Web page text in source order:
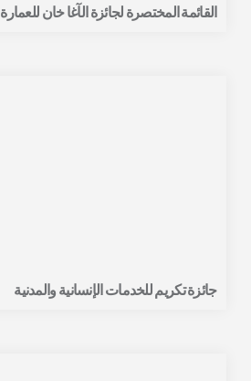
القائمة المختصرة لجائزة الآغا خان للعمارة
جائزة تكريم للخدمات الإنسانية والمدنية